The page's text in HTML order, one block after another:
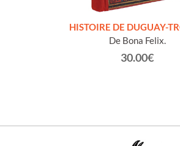
HISTOIRE DE DUGUAY-
De Bona Felix.
30.00€